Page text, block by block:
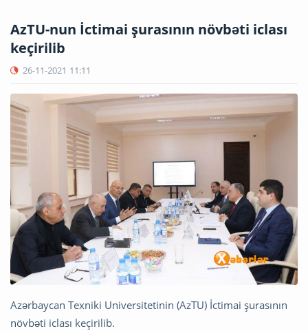
AzTU-nun İctimai şurasının növbəti iclası
keçirilib
26-11-2021 11:11
Azərbaycan Texniki Universitetinin (AzTU) İctimai şurasının
növbəti iclası keçirilib.